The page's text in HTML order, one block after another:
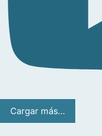
Cargar más...